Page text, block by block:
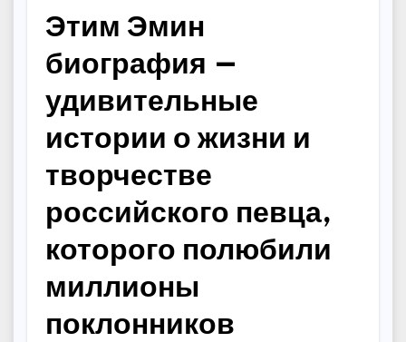
Этим Эмин
биография —
удивительные
истории о жизни и
творчестве
российского певца,
которого полюбили
миллионы
поклонников